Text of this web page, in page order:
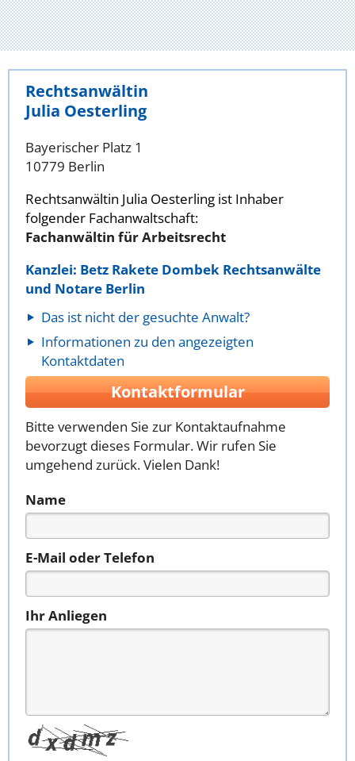
Rechtsanwältin
Julia Oesterling
Bayerischer Platz 1
10779 Berlin
Rechtsanwältin Julia Oesterling ist Inhaber
folgender Fachanwaltschaft:
Fachanwältin für Arbeitsrecht
Kanzlei: Betz Rakete Dombek Rechtsanwälte
und Notare Berlin
Das ist nicht der gesuchte Anwalt?
Informationen zu den angezeigten
Kontaktdaten
Kontaktformular
Bitte verwenden Sie zur Kontaktaufnahme
bevorzugt dieses Formular. Wir rufen Sie
umgehend zurück. Vielen Dank!
Name
E-Mail oder Telefon
Ihr Anliegen